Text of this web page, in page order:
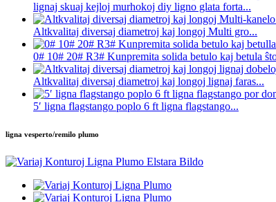
lignaj skuaj kejloj murhokoj diy ligno glata forta...
Altkvalitaj diversaj diametroj kaj longoj Multi gro...
0# 10# 20# R3# Kunpremita solida betulo kaj betula
Altkvalitaj diversaj diametroj kaj longoj lignaj faras...
5′ ligna flagstango poplo 6 ft ligna flagstango...
ligna vesperto/remilo plumo